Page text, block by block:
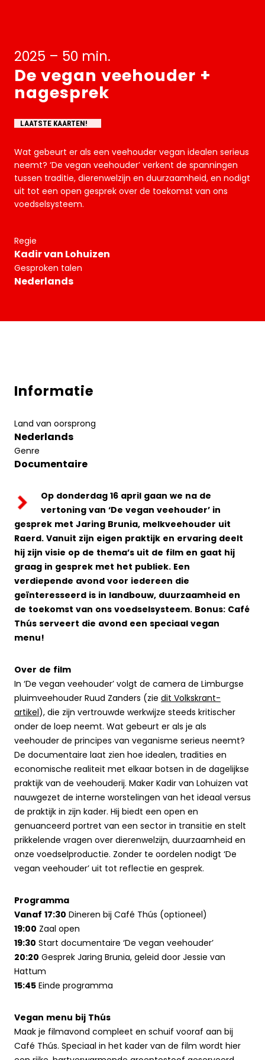
2025 – 50 min.
De vegan veehouder +
nagesprek
LAATSTE KAARTEN!
Wat gebeurt er als een veehouder vegan idealen serieus
neemt? ‘De vegan veehouder’ verkent de spanningen
tussen traditie, dierenwelzijn en duurzaamheid, en nodigt
uit tot een open gesprek over de toekomst van ons
voedselsysteem.
Regie
Kadir van Lohuizen
Gesproken talen
Nederlands
Informatie
Land van oorsprong
Nederlands
Genre
Documentaire
Op donderdag 16 april gaan we na de
vertoning van ‘De vegan veehouder’ in
gesprek met Jaring Brunia, melkveehouder uit
Raerd. Vanuit zijn eigen praktijk en ervaring deelt
hij zijn visie op de thema’s uit de film en gaat hij
graag in gesprek met het publiek. Een
verdiepende avond voor iedereen die
geïnteresseerd is in landbouw, duurzaamheid en
de toekomst van ons voedselsysteem. Bonus: Café
Thús serveert die avond een speciaal vegan
menu!
Over de film
In ‘De vegan veehouder’ volgt de camera de Limburgse
pluimveehouder Ruud Zanders (zie dit Volkskrant-
artikel ), die zijn vertrouwde werkwijze steeds kritischer
onder de loep neemt. Wat gebeurt er als je als
veehouder de principes van veganisme serieus neemt?
De documentaire laat zien hoe idealen, tradities en
economische realiteit met elkaar botsen in de dagelijkse
praktijk van de veehouderij. Maker Kadir van Lohuizen vat
nauwgezet de interne worstelingen van het ideaal versus
de praktijk in zijn kader. Hij biedt een open en
genuanceerd portret van een sector in transitie en stelt
prikkelende vragen over dierenwelzijn, duurzaamheid en
onze voedselproductie. Zonder te oordelen nodigt ‘De
vegan veehouder’ uit tot reflectie en gesprek.
Programma
Vanaf 17:30 Dineren bij Café Thús (optioneel)
19:00 Zaal open
19:30 Start documentaire ‘De vegan veehouder’
20:20 Gesprek Jaring Brunia, geleid door Jessie van
Hattum
15:45 Einde programma
Vegan menu bij Thús
Maak je filmavond compleet en schuif vooraf aan bij
Café Thús. Speciaal in het kader van de film wordt hier